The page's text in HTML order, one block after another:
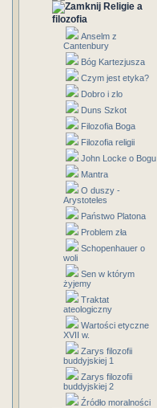
Religie a
filozofia
Anselm z
Cantenbury
Bóg Kartezjusza
Czym jest etyka?
Dobro i zlo
Duns Szkot
Filozofia Boga
Filozofia religii
John Locke o Bogu
Mantra
O duszy -
Arystoteles
Państwo Platona
Problem zła
Schopenhauer o
woli
Sen w którym
żyjemy
Traktat
ateologiczny
Wartości etyczne
XVII w.
Zarys filozofii
buddyjskiej 1
Zarys filozofii
buddyjskiej 2
Źródło moralności